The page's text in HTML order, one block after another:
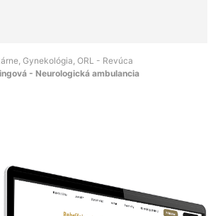
Gynekológia, ORL - Revúca
- Neurologická ambulancia